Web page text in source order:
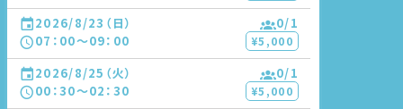
2026/8/23（日）
07：00〜09：00
0/1
¥5,000
2026/8/25（火）
00：30〜02：30
0/1
¥5,000
COMPANY
GUIDE ご利用方法